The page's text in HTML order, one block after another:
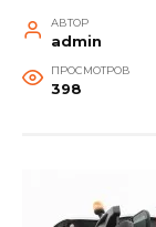
АВТОР
admin
ПРОСМОТРОВ
398